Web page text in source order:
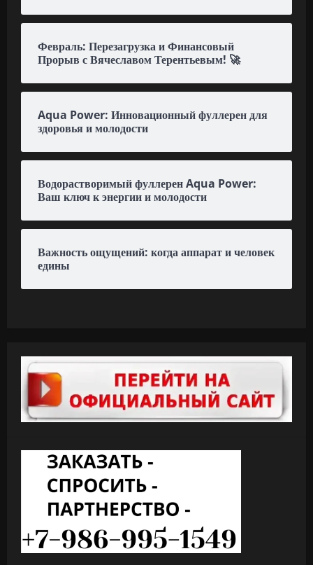
Февраль: Перезагрузка и Финансовый
Прорыв с Вячеславом Терентьевым! 🚀
Aqua Power: Инновационный фуллерен для
здоровья и молодости
Водорастворимый фуллерен Aqua Power:
Ваш ключ к энергии и молодости
Важность ощущений: когда аппарат и человек
едины